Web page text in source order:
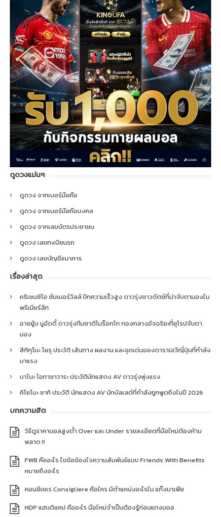
ดูดวงแม่นๆ
ดูดวง จากเบอร์มือถือ
ดูดวง จากเบอร์มือถือมงคล
ดูดวง จากเลขบัตรประชาชน
ดูดวง เลขทะเบียนรถ
ดูดวง เลขบัญชีธนาคาร
เรื่องล่าสุด
คริเซนซิโอ ซัมเมอร์วิลล์ ปีกความเร็วสูง ดาวรุ่งชาวดัตช์ที่น่าจับตามองใน
พรีเมียร์ลีก
อายยู้บ บูอัดดี้ ดาวรุ่งทีมชาติโมร็อกโก กองกลางอัจฉริยะที่ยุโรปจับตา
มอง
สึกิกุโมะ โยรุ ประวัติ เส้นทาง ผลงาน และจุดเด่นของดาราเอวีญี่ปุ่นที่กำลัง
มาแรง
นาโนะ โอกาซาวาระ ประวัตินักแสดง AV ดาวรุ่งพุ่งแรง
คิโยโนะ ซากิ ประวัติ นักแสดง AV นักบัลเลต์ที่กำลังถูกพูดถึงในปี 2026
บทความฮิต
วิธีดูราคาบอลสูงต่ำ Over และ Under รายละเอียดที่มือใหม่ต้องห้าม
พลาด !!
FWB คืออะไร ไขข้อข้องใจความสัมพันธ์แบบ Friends With Benefits
หมายถึงอะไร
คอนซีเยเร Consigliere คือใคร มีตำแหน่งอะไรใน แก๊งมาเฟีย
HDP แฮนดิแคป คืออะไร มือใหม่จำเป็นต้องรู้ก่อนแทงบอล